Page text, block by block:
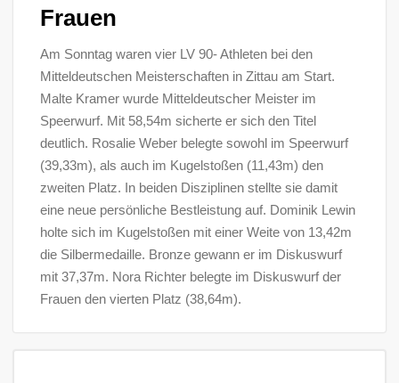
Frauen
Am Sonntag waren vier LV 90- Athleten bei den
Mitteldeutschen Meisterschaften in Zittau am Start.
Malte Kramer wurde Mitteldeutscher Meister im
Speerwurf. Mit 58,54m sicherte er sich den Titel
deutlich. Rosalie Weber belegte sowohl im Speerwurf
(39,33m), als auch im Kugelstoßen (11,43m) den
zweiten Platz. In beiden Disziplinen stellte sie damit
eine neue persönliche Bestleistung auf. Dominik Lewin
holte sich im Kugelstoßen mit einer Weite von 13,42m
die Silbermedaille. Bronze gewann er im Diskuswurf
mit 37,37m. Nora Richter belegte im Diskuswurf der
Frauen den vierten Platz (38,64m).